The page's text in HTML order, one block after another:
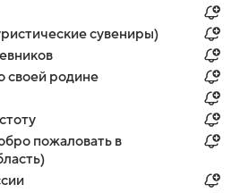
сувениры)
своей родине
пожаловать в